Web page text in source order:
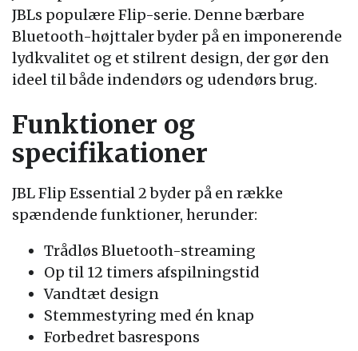
JBLs populære Flip-serie. Denne bærbare
Bluetooth-højttaler byder på en imponerende
lydkvalitet og et stilrent design, der gør den
ideel til både indendørs og udendørs brug.
Funktioner og
specifikationer
JBL Flip Essential 2 byder på en række
spændende funktioner, herunder:
Trådløs Bluetooth-streaming
Op til 12 timers afspilningstid
Vandtæt design
Stemmestyring med én knap
Forbedret basrespons